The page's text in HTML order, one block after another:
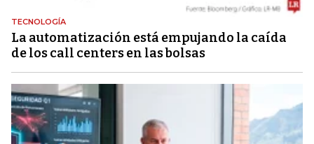
TECNOLOGÍA
La automatización está empujando la caída
de los call centers en las bolsas